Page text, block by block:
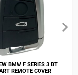
BMW F SERIES 3 BT
REMOTE COVER